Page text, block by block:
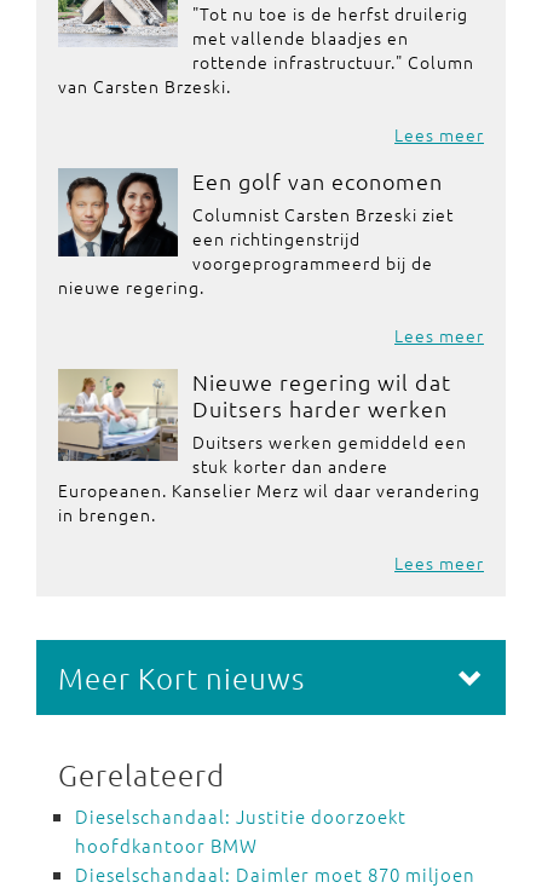
"Tot nu toe is de herfst druilerig
met vallende blaadjes en
rottende infrastructuur." Column
van Carsten Brzeski.
Lees meer
Een golf van economen
Columnist Carsten Brzeski ziet
een richtingenstrijd
voorgeprogrammeerd bij de
nieuwe regering.
Lees meer
Nieuwe regering wil dat
Duitsers harder werken
Duitsers werken gemiddeld een
stuk korter dan andere
Europeanen. Kanselier Merz wil daar verandering
in brengen.
Lees meer
Meer Kort nieuws
Gerelateerd
Dieselschandaal: Justitie doorzoekt
hoofdkantoor BMW
Dieselschandaal: Daimler moet 870 miljoen